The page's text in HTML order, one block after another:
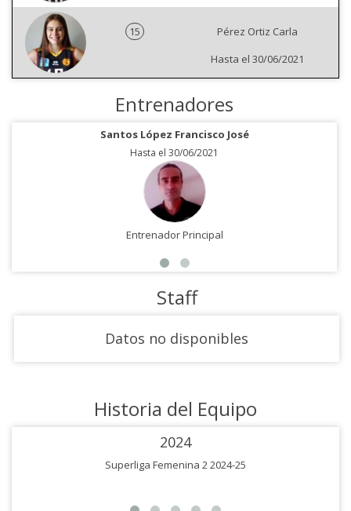
15
Pérez Ortiz Carla
Hasta el 30/06/2021
Entrenadores
Santos López Francisco José
Hasta el 30/06/2021
Entrenador Principal
Staff
Datos no disponibles
Historia del Equipo
2024
Superliga Femenina 2 2024-25